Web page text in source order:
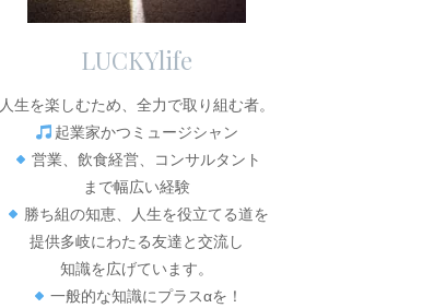
LUCKYlife
人生を楽しむため、全力で取り組む者。
起業家かつミュージシャン
営業、飲食経営、コンサルタント
まで幅広い経験
勝ち組の知恵、人生を役立てる道を
提供多岐にわたる友達と交流し
知識を広げています。
一般的な知識にプラスαを！